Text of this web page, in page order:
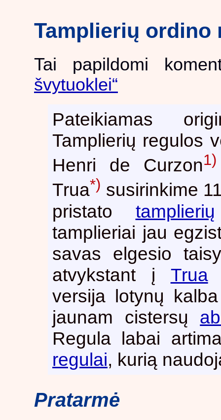
Tamplierių ordino
Tai papildomi
švytuoklei“
Pateikiamas
Tamplierių regulos
Henri de Curzon1)
Trua*) susirinkime
pristato tamplierių
tamplieriai jau
savas elgesio
atvykstant į Trua
versija lotynų
jaunam cistersų
Regula labai
regulai, kurią
Pratarmė